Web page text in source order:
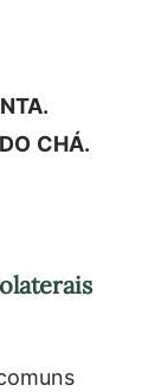
CHÁ.